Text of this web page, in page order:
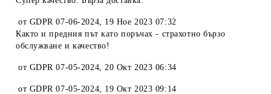
от GDPR 07-06-2024, 19 Ное 2023 07:32
Както и предния път като поръчах - страхотно бързо
обслужване и качество!
от GDPR 07-05-2024,20 Окт 2023 06:34
от GDPR 07-05-2024, 19 Окт 2023 09:14